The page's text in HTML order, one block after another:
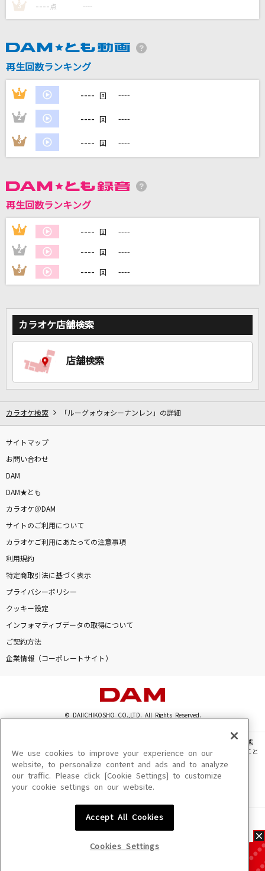
麻倉未稀
AKASAKI
グッタイム
Snow Man
シャルル
バルーン
Mr.Children
[生音]掌
Mr.Children
カラオケをもっと楽しもう！
3 ---- 点 ----
再生回数ランキング
1 ---- 回 ----
2 ---- 回 ----
3 ---- 回 ----
再生回数ランキング
1 ---- 回 ----
2 ---- 回 ----
3 ---- 回 ----
カラオケ店舗検索
店舗検索
カラオケ検索 「ルーグォウォシーナンレン」の詳細
サイトマップ
お問い合わせ
DAM
DAM★とも
カラオケ＠DAM
サイトのご利用について
カラオケご利用にあたっての注意事項
利用規約
特定商取引法に基づく表示
プライバシーポリシー
クッキー設定
インフォマティブデータの取得について
ご契約方法
企業情報（コーポレートサイト）
© DAIICHIKOSHO CO.,LTD. All Rights Reserved.
このサイトに掲載されている一切の文章・画像・写真・動画・音声等を、手段や形態
を問わず、著作権法の定める範囲を超えて無断で複製、転載、ファイル化などすること
を禁じます。
楽曲及びコンテンツは、機種によりご利用いただけない場合があります。
楽曲及びコンテンツの配信日、配信内容が変更になる場合があります。
We use cookies to improve your experience on our
website, to personalize content and ads and to analyze
our traffic. Please click [Cookie Settings] to customize
your cookie settings on our website.
Accept All Cookies
Cookies Settings